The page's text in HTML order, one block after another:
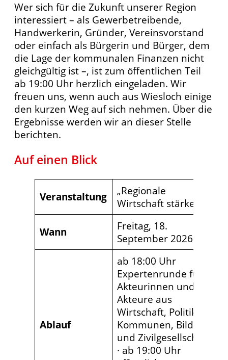
Wer sich für die Zukunft unserer Region
interessiert – als Gewerbetreibende,
Handwerkerin, Gründer, Vereinsvorstand
oder einfach als Bürgerin und Bürger, dem
die Lage der kommunalen Finanzen nicht
gleichgültig ist –, ist zum öffentlichen Teil
ab 19:00 Uhr herzlich eingeladen. Wir
freuen uns, wenn auch aus Wiesloch einige
den kurzen Weg auf sich nehmen. Über die
Ergebnisse werden wir an dieser Stelle
berichten.
Auf einen Blick
Veranstaltung
„Regionale
Wirtschaft stärken!“
Wann
Freitag, 18.
September 2026
Ablauf
ab 18:00 Uhr
Expertenrunde für
Akteurinnen und
Akteure aus
Wirtschaft, Politik,
Kommunen, Bildung
und Zivilgesellschaft
· ab 19:00 Uhr